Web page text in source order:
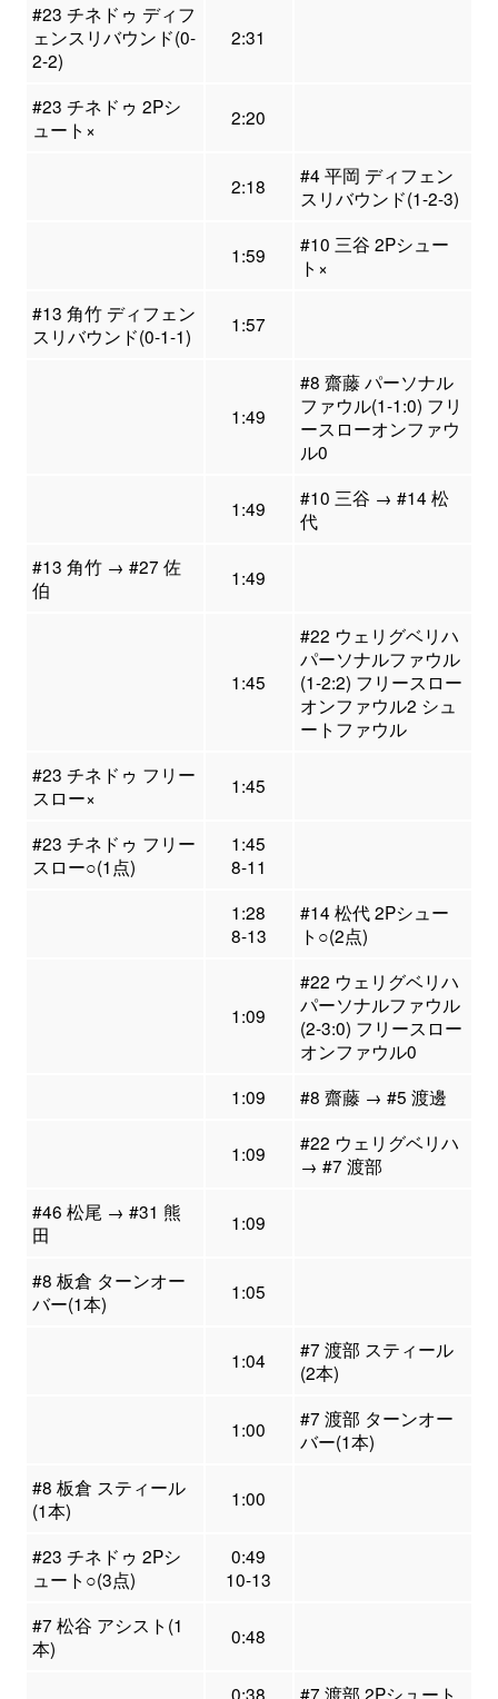
#23 チネドゥ ディフ
ェンスリバウンド(0-
2-2)
2:31
#23 チネドゥ 2Pシ
ュート×
2:20
2:18
#4 平岡 ディフェン
スリバウンド(1-2-3)
1:59
#10 三谷 2Pシュー
ト×
#13 角竹 ディフェン
スリバウンド(0-1-1)
1:57
1:49
#8 齋藤 パーソナル
ファウル(1-1:0) フリ
ースローオンファウ
ル0
1:49
#10 三谷 → #14 松
代
#13 角竹 → #27 佐
伯
1:49
1:45
#22 ウェリグベリハ
パーソナルファウル
(1-2:2) フリースロー
オンファウル2 シュ
ートファウル
#23 チネドゥ フリー
スロー×
1:45
#23 チネドゥ フリー
スロー○(1点)
1:45
8-11
1:28
8-13
#14 松代 2Pシュー
ト○(2点)
1:09
#22 ウェリグベリハ
パーソナルファウル
(2-3:0) フリースロー
オンファウル0
1:09
#8 齋藤 → #5 渡邊
1:09
#22 ウェリグベリハ
→ #7 渡部
#46 松尾 → #31 熊
田
1:09
#8 板倉 ターンオー
バー(1本)
1:05
1:04
#7 渡部 スティール
(2本)
1:00
#7 渡部 ターンオー
バー(1本)
#8 板倉 スティール
(1本)
1:00
#23 チネドゥ 2Pシ
ュート○(3点)
0:49
10-13
#7 松谷 アシスト(1
本)
0:48
0:38
#7 渡部 2Pシュート